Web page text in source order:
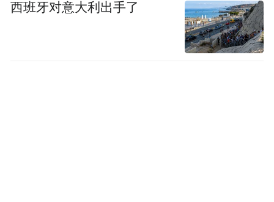
西班牙对意大利出手了